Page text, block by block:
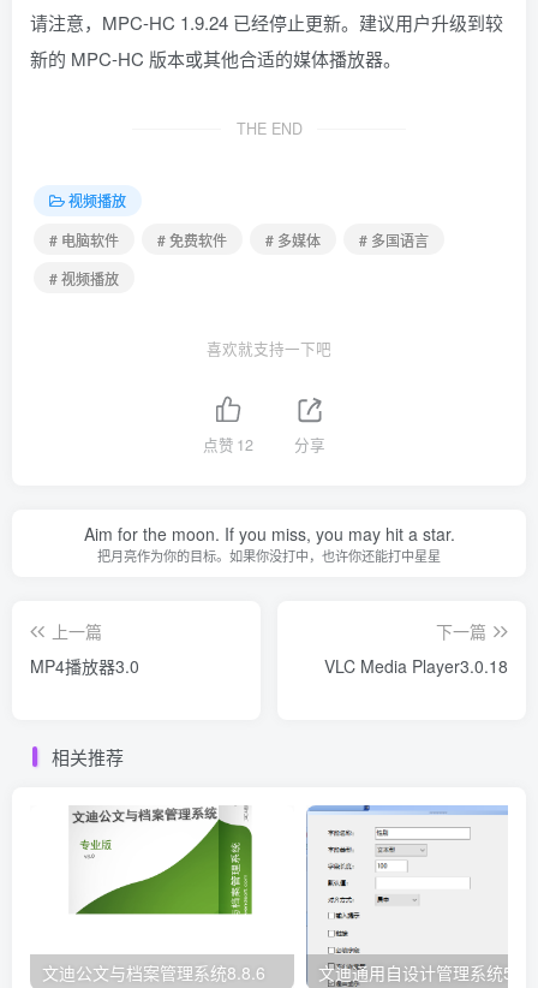
请注意，MPC-HC 1.9.24 已经停止更新。建议用户升级到较
新的 MPC-HC 版本或其他合适的媒体播放器。
THE END
视频播放
# 电脑软件
# 免费软件 # 多媒体
# 多国语言
# 视频播放
喜欢就支持一下吧
点赞 12 分享
Aim for the moon. If you miss, you may hit a star.
把月亮作为你的目标。如果你没打中，也许你还能打中星星
上一篇
MP4播放器3.0
下一篇
VLC Media Player3.0.18
相关推荐
文迪公文与档案管理系统8.8.6 文迪通用自设计管理系统